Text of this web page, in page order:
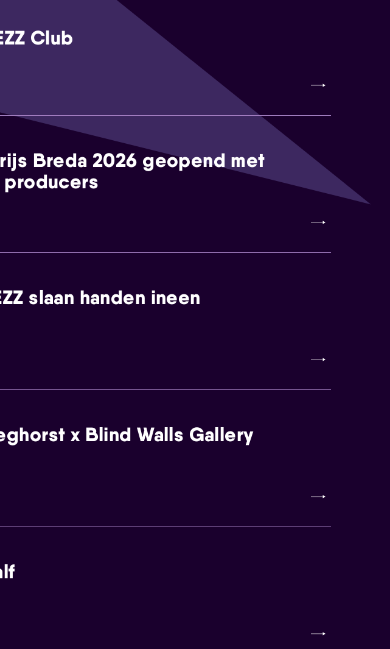
Club
Breda 2026 geopend met
slaan handen ineen
x Blind Walls Gallery